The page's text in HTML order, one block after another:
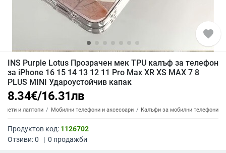
favorite
INS Purple Lotus Прозрачен мек TPU калъф за телефон
за iPhone 16 15 14 13 12 11 Pro Max XR XS MAX 7 8
PLUS MINI Удароустойчив капак
8.34€/16.31лв
и лаптопи Мобилни телефони и аксесоари Калъфи за мобилни телефони
Продуктов код: 1126702
Отзиви:0 | 0 продажби